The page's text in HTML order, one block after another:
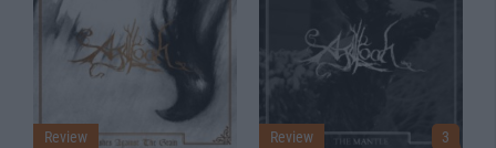
Review Review 3